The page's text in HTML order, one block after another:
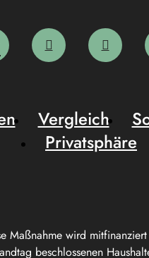
Maßnahme wird
beschlossenen
Vergleich
Privatsphäre